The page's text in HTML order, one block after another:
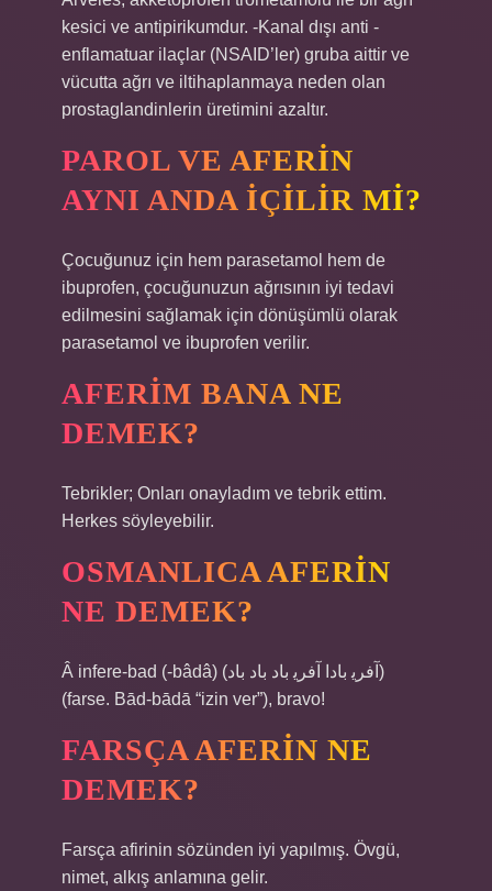
kesici ve antipirikumdur. -Kanal dışı anti -
enflamatuar ilaçlar (NSAID’ler) gruba aittir ve
vücutta ağrı ve iltihaplanmaya neden olan
prostaglandinlerin üretimini azaltır.
PAROL VE AFERIN
AYNI ANDA IÇILIR MI?
Çocuğunuz için hem parasetamol hem de
ibuprofen, çocuğunuzun ağrısının iyi tedavi
edilmesini sağlamak için dönüşümlü olarak
parasetamol ve ibuprofen verilir.
AFERIM BANA NE
DEMEK?
Tebrikler; Onları onayladım ve tebrik ettim.
Herkes söyleyebilir.
OSMANLICA AFERIN
NE DEMEK?
Â infere-bad (-bâdâ) (ﺁﻓﺮﻳ ﺑﺎﺩﺍ ﺁﻓﺮﻳ ﺑﺎﺩ ﺑﺎﺩ ﺑﺎﺩ)
(farse. Bād-bādā “izin ver”), bravo!
FARSÇA AFERIN NE
DEMEK?
Farsça afirinin sözünden iyi yapılmış. Övgü,
nimet, alkış anlamına gelir.